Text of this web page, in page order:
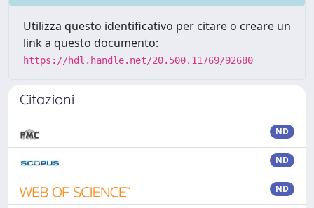
Utilizza questo identificativo per citare o creare un
link a questo documento:
https://hdl.handle.net/20.500.11769/92680
Citazioni
ND
ND
ND